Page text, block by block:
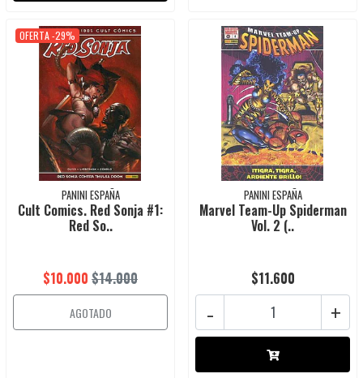
OFERTA -29%
PANINI ESPAÑA
Cult Comics. Red Sonja #1:
Red So..
$10.000 $14.000
AGOTADO
PANINI ESPAÑA
Marvel Team-Up Spiderman
Vol. 2 (..
$11.600
+
-